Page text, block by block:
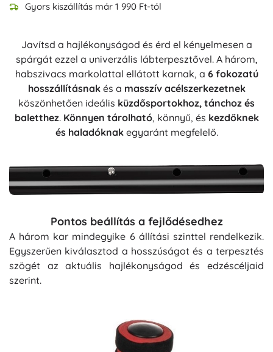
Gyors kiszállítás már 1 990 Ft-tól
Javítsd a hajlékonyságod és érd el kényelmesen a
spárgát ezzel a univerzális lábterpesztővel. A három,
habszivacs markolattal ellátott karnak, a 6 fokozatú
hosszállításnakés a masszív acélszerkezetnek
köszönhetően ideális küzdősportokhoz, tánchoz és
baletthez. Könnyen tárolható, könnyű, és kezdőknek
és haladóknakegyaránt megfelelő.
Pontos beállítás a fejlődésedhez
A három kar mindegyike 6 állítási szinttel rendelkezik.
Egyszerűen kiválasztod a hosszúságot és a terpesztés
szögét az aktuális hajlékonyságod és edzéscéljaid
szerint.